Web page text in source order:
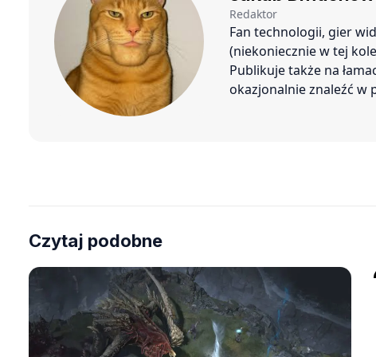
Redaktor
Fan technologii, gier
(niekoniecznie w tej
Publikuje także na
okazjonalnie znaleźć w
Czytaj podobne